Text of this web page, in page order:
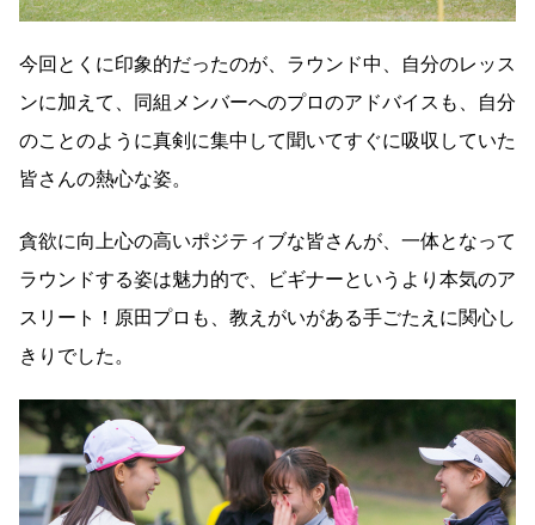
今回とくに印象的だったのが、ラウンド中、自分のレッス
ンに加えて、同組メンバーへのプロのアドバイスも、自分
のことのように真剣に集中して聞いてすぐに吸収していた
皆さんの熱心な姿。
貪欲に向上心の高いポジティブな皆さんが、一体となって
ラウンドする姿は魅力的で、ビギナーというより本気のア
スリート！原田プロも、教えがいがある手ごたえに関心し
きりでした。